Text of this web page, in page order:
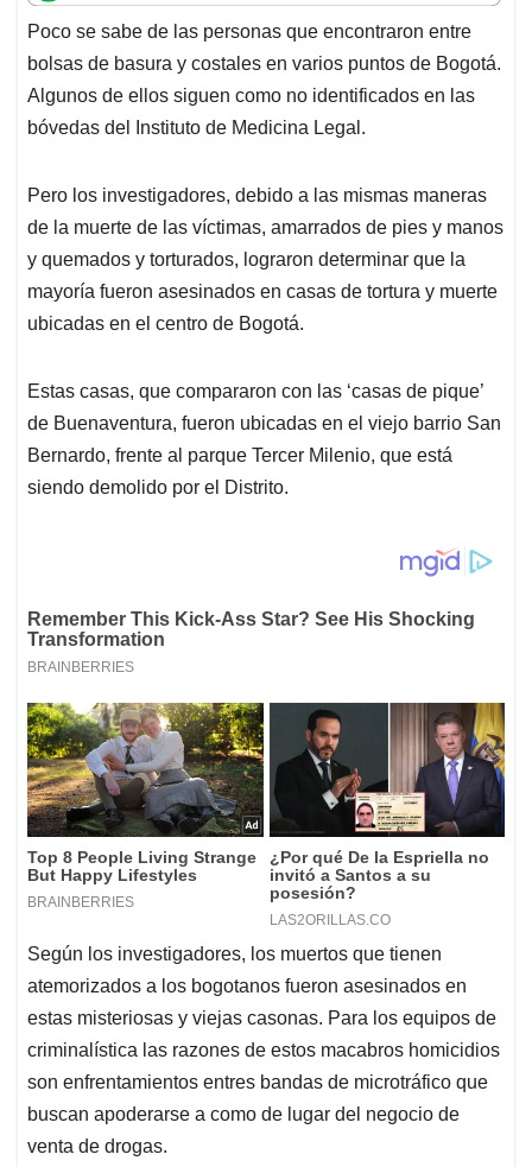
t
s
A
p
p
e
b
o
o
k
k
e
d
I
n
i
l
e
a
d
s
Poco se sabe de las personas que encontraron entre
bolsas de basura y costales en varios puntos de Bogotá.
Algunos de ellos siguen como no identificados en las
bóvedas del Instituto de Medicina Legal.
Pero los investigadores, debido a las mismas maneras
de la muerte de las víctimas, amarrados de pies y manos
y quemados y torturados, lograron determinar que la
mayoría fueron asesinados en casas de tortura y muerte
ubicadas en el centro de Bogotá.
Estas casas, que compararon con las ‘casas de pique’
de Buenaventura, fueron ubicadas en el viejo barrio San
Bernardo, frente al parque Tercer Milenio, que está
siendo demolido por el Distrito.
Según los investigadores, los muertos que tienen
atemorizados a los bogotanos fueron asesinados en
estas misteriosas y viejas casonas. Para los equipos de
criminalística las razones de estos macabros homicidios
son enfrentamientos entres bandas de microtráfico que
buscan apoderarse a como de lugar del negocio de
venta de drogas.